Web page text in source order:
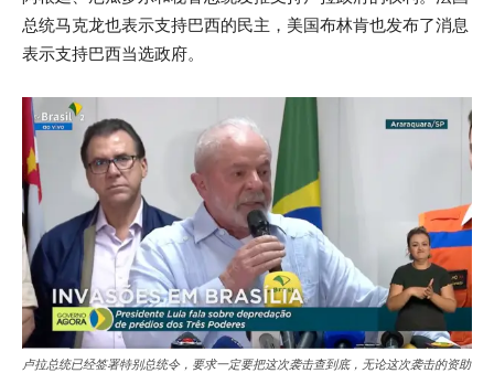
总统马克龙也表示支持巴西的民主，美国布林肯也发布了消息
表示支持巴西当选政府。
卢拉总统已经签署特别总统令，要求一定要把这次袭击查到底，无论这次袭击的资助